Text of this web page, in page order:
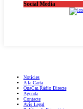
Social Media
Notícies
A la Carta
OnaCat.Ràdio Directe
Agenda
Contacte
Avís Legal